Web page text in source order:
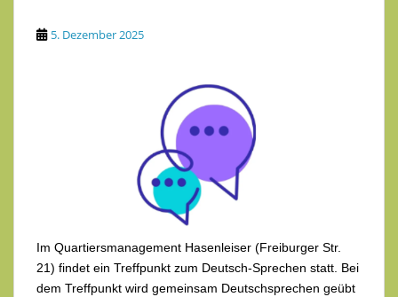
5. Dezember 2025
Im Quartiersmanagement Hasenleiser (Freiburger Str.
21) findet ein Treffpunkt zum Deutsch-Sprechen statt. Bei
dem Treffpunkt wird gemeinsam Deutschsprechen geübt